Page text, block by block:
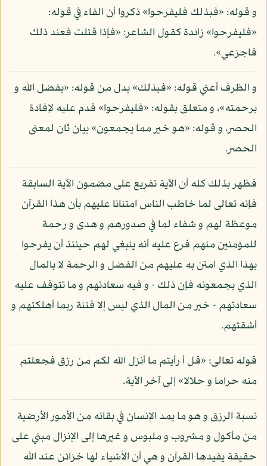
و قوله: «فبذلك فليفرحوا» ذكروا أن الفاء في قوله:
«فليفرحوا» زائدة كقول الشاعر: «فإذا قتلت فعند ذلك
فاجزعي».
و الظرف أعني قوله: «فبذلك» بدل من قوله: «بفضل الله و
برحمته»، و متعلق بقوله: «فليفرحوا» قدم عليه لإفادة
الحصر، و قوله: «هو خير مما يجمعون» بيان ثان لمعنى
الحصر.
فظهر بذلك كله أن الآية تفريع على مضمون الآية السابقة
فإنه تعالى لما خاطب الناس امتنانا عليهم بأن هذا القرآن
موعظة لهم و شفاء لما في صدورهم و هدى و رحمة
للمؤمنين منهم فرع عليه أنه ينبغي لهم حينئذ أن يفرحوا
بهذا الذي امتن به عليهم من الفضل و الرحمة لا بالمال
الذي يجمعونه فإن ذلك - و فيه سعادتهم و ما تتوقف عليه
سعادتهم - خير من المال الذي ليس إلا فتنة ربما أهلكتهم و
أشقتهم.
قوله تعالى: «قل أ رأيتم ما أنزل الله لكم من رزق فجعلتم
منه حراما و حلالا» إلى آخر الآية.
نسبة الرزق و هو ما يمد الإنسان في بقائه من الأمور الأرضية
من مأكول و مشروب و ملبوس و غيرها إلى الإنزال مبني على
حقيقة يفيدها القرآن و هي أن الأشياء لها خزائن عند الله